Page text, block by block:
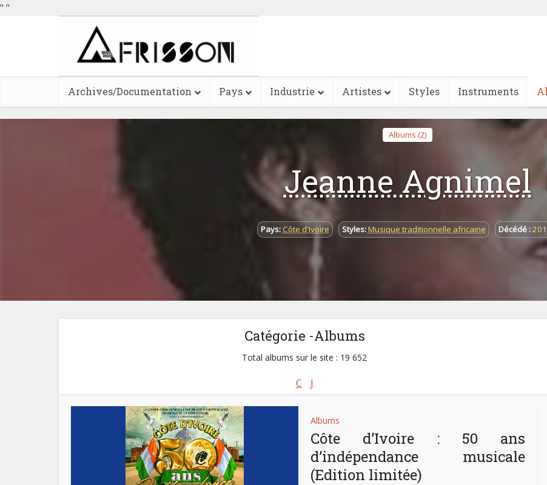
" "
Archives/Documentation Pays Industrie Artistes Styles Instruments
Albums (2)
Jeanne Agnimel
Pays:Côte d'Ivoire Styles:Musique traditionnelle africaine Décédé :
Catégorie -Albums
Total albums sur le site : 19 652
C J
Albums
Côte d’Ivoire : 50 ans
d’indépendance musicale
(Edition limitée)